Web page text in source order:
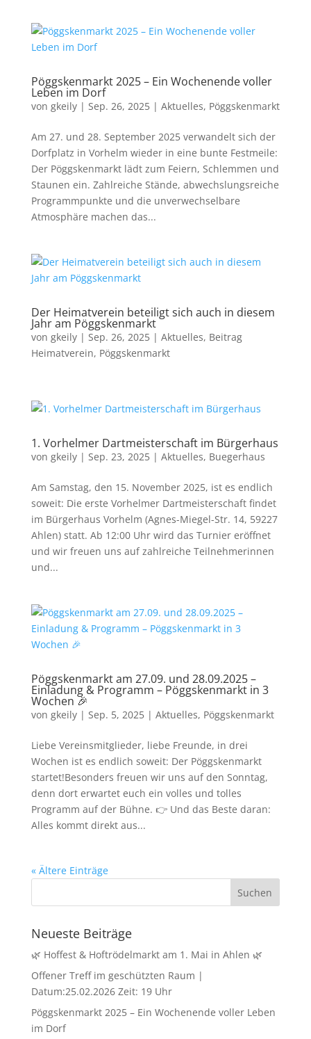
Pöggskenmarkt 2025 – Ein Wochenende voller
Leben im Dorf
von gkeily| Sep. 26, 2025| Aktuelles, Pöggskenmarkt
Am 27. und 28. September 2025 verwandelt sich der
Dorfplatz in Vorhelm wieder in eine bunte Festmeile:
Der Pöggskenmarkt lädt zum Feiern, Schlemmen und
Staunen ein. Zahlreiche Stände, abwechslungsreiche
Programmpunkte und die unverwechselbare
Atmosphäre machen das...
Der Heimatverein beteiligt sich auch in diesem
Jahr am Pöggskenmarkt
von gkeily| Sep. 26, 2025| Aktuelles, Beitrag
Heimatverein, Pöggskenmarkt
1. Vorhelmer Dartmeisterschaft im Bürgerhaus
von gkeily| Sep. 23, 2025| Aktuelles, Buegerhaus
Am Samstag, den 15. November 2025, ist es endlich
soweit: Die erste Vorhelmer Dartmeisterschaft findet
im Bürgerhaus Vorhelm (Agnes-Miegel-Str. 14, 59227
Ahlen) statt. Ab 12:00 Uhr wird das Turnier eröffnet
und wir freuen uns auf zahlreiche Teilnehmerinnen
und...
Pöggskenmarkt am 27.09. und 28.09.2025 –
Einladung & Programm – Pöggskenmarkt in 3
Wochen 🎉
von gkeily| Sep. 5, 2025| Aktuelles, Pöggskenmarkt
Liebe Vereinsmitglieder, liebe Freunde, in drei
Wochen ist es endlich soweit: Der Pöggskenmarkt
startet!Besonders freuen wir uns auf den Sonntag,
denn dort erwartet euch ein volles und tolles
Programm auf der Bühne. 👉 Und das Beste daran:
Alles kommt direkt aus...
« Ältere Einträge
Neueste Beiträge
🌿 Hoffest & Hoftrödelmarkt am 1. Mai in Ahlen 🌿
Offener Treff im geschützten Raum |
Datum:25.02.2026 Zeit: 19 Uhr
Pöggskenmarkt 2025 – Ein Wochenende voller Leben
im Dorf